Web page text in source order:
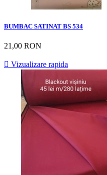
BUMBAC SATINAT BS 534
21,00 RON
 Vizualizare rapida